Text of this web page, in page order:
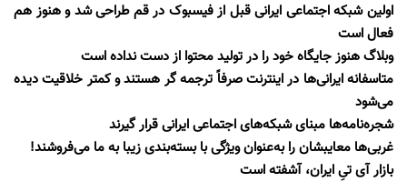
اولین شبکه اجتماعی ایرانی قبل از فیسبوک در قم طراحی شد و هنوز هم
فعال است
وبلاگ هنوز جایگاه خود را در تولید محتوا از دست نداده است
متاسفانه ایرانی‌ها در اینترنت صرفاً ترجمه گر هستند و کمتر خلاقیت دیده
می‌شود
شجره‌نامه‌ها مبنای شبکه‌های اجتماعی ایرانی قرار گیرند
غربی‌ها معایبشان را به‌عنوان ویژگی با بسته‌بندی زیبا به ما می‌فروشند!
بازار آی تیِ ایران، آشفته است